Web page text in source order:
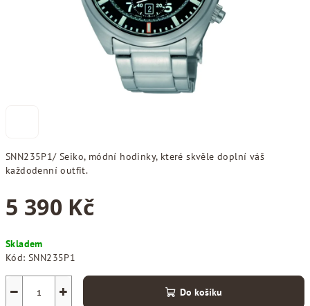
SNN235P1/ Seiko, módní hodinky, které skvěle doplní váš
každodenní outfit.
5 390 Kč
cena:
Skladem
Kód: SNN235P1
+
− Do košíku